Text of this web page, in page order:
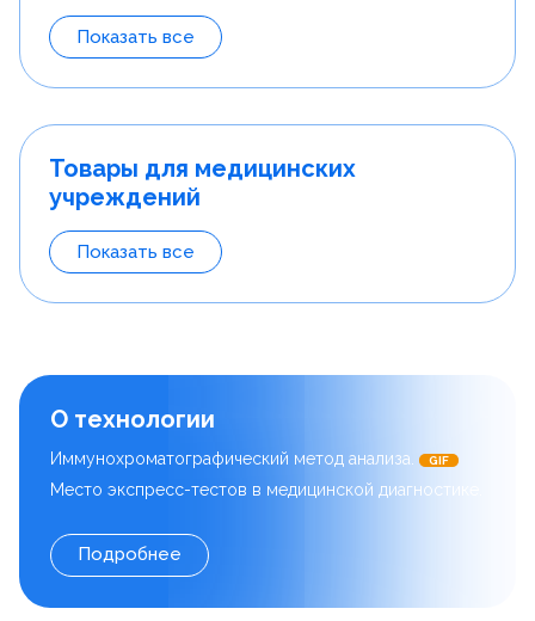
Показать все
Товары для медицинских
учреждений
Показать все
О технологии
Иммунохроматографический метод анализа. GIF
Место экспресс-тестов в медицинской диагностике.
Подробнее